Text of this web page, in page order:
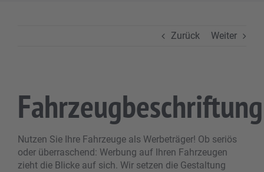
Zurück Weiter
Fahrzeugbeschriftung
Nutzen Sie Ihre Fahrzeuge als Werbeträger! Ob seriös
oder überraschend: Werbung auf Ihren Fahrzeugen
zieht die Blicke auf sich. Wir setzen die Gestaltung